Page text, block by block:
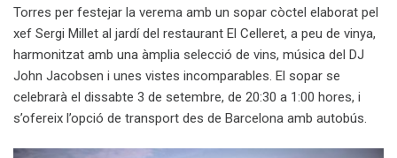
Torres per festejar la verema amb un sopar còctel elaborat pel
xef Sergi Millet al jardí del restaurant El Celleret, a peu de vinya,
harmonitzat amb una àmplia selecció de vins, música del DJ
John Jacobsen i unes vistes incomparables. El sopar se
celebrarà el dissabte 3 de setembre, de 20:30 a 1:00 hores, i
s’ofereix l’opció de transport des de Barcelona amb autobús.